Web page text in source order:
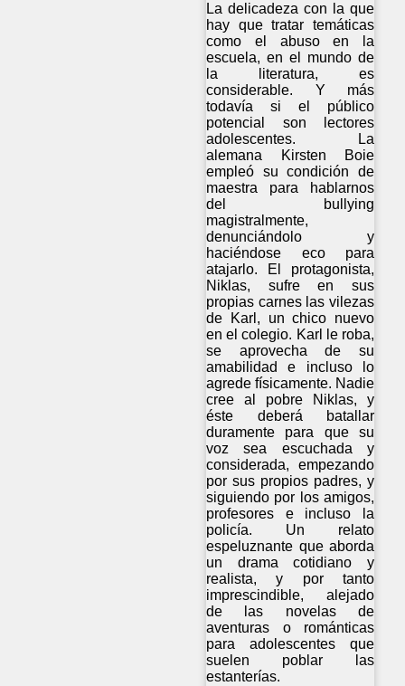
La delicadeza con la que
hay que tratar temáticas
como el abuso en la
escuela, en el mundo de
la literatura, es
considerable. Y más
todavía si el público
potencial son lectores
adolescentes. La
alemana Kirsten Boie
empleó su condición de
maestra para hablarnos
del bullying
magistralmente,
denunciándolo y
haciéndose eco para
atajarlo. El protagonista,
Niklas, sufre en sus
propias carnes las vilezas
de Karl, un chico nuevo
en el colegio. Karl le roba,
se aprovecha de su
amabilidad e incluso lo
agrede físicamente. Nadie
cree al pobre Niklas, y
éste deberá batallar
duramente para que su
voz sea escuchada y
considerada, empezando
por sus propios padres, y
siguiendo por los amigos,
profesores e incluso la
policía. Un relato
espeluznante que aborda
un drama cotidiano y
realista, y por tanto
imprescindible, alejado
de las novelas de
aventuras o románticas
para adolescentes que
suelen poblar las
estanterías.